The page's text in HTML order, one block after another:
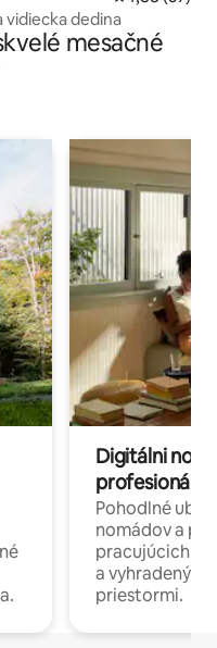
dedina
mesačné
Digitálni
profesionáli
Pohodlné
nomádov a
pracujúcich
a
priestormi.